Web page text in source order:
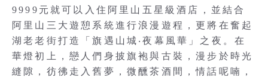
9999元就可以入住阿里山五星級酒店，並結合
阿里山三大遊憩系統進行浪漫遊程，更將在奮起
湖老老街打造「旗遇山城‧夜幕風華」之夜。在
華燈初上，戀人們身披旗袍與古裝，漫步於時光
縫隙，彷彿走入舊夢，微醺茶酒間，情話呢喃，